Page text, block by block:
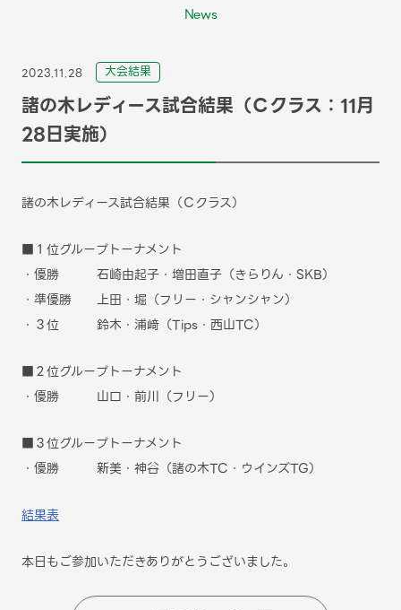
News
2023.11.28 ⼤会結果
諸の木レディース試合結果（Ｃクラス：11月
28日実施）
諸の木レディース試合結果（Ｃクラス）
■１位グループトーナメント
・優勝 石崎由起子・増田直子（きらりん・SKB）
・準優勝 上田・堀（フリー・シャンシャン）
・３位 鈴木・浦﨑（Tips・西山TC）
■２位グループトーナメント
・優勝 山口・前川（フリー）
■３位グループトーナメント
・優勝 新美・神谷（諸の木TC・ウインズTG）
結果表
本日もご参加いただきありがとうございました。